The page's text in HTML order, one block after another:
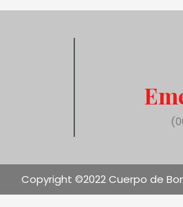
Copyright ©2022 Cuerpo de